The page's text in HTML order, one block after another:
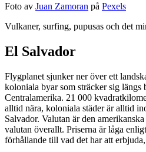
Foto av Juan Zamoran på Pexels
Vulkaner, surfing, pupusas och det
El Salvador
Flygplanet sjunker ner över ett
koloniala byar som sträcker sig
Centralamerika. 21 000
alltid nära, koloniala städer är alltid
Salvador. Valutan är den
valutan överallt. Priserna är låga
förhållande till vad det har att